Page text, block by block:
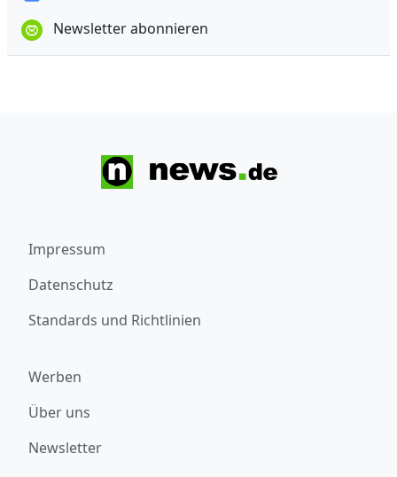
Newsletter abonnieren
Impressum
Datenschutz
Standards und Richtlinien
Werben
Über uns
Newsletter